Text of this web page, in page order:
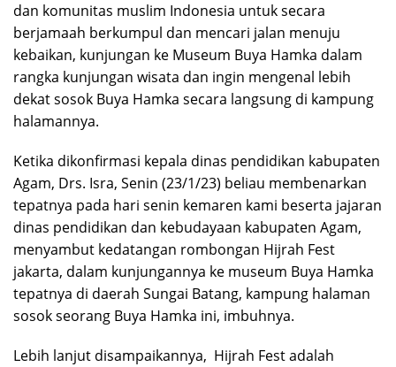
dan komunitas muslim Indonesia untuk secara
berjamaah berkumpul dan mencari jalan menuju
kebaikan, kunjungan ke Museum Buya Hamka dalam
rangka kunjungan wisata dan ingin mengenal lebih
dekat sosok Buya Hamka secara langsung di kampung
halamannya.
Ketika dikonfirmasi kepala dinas pendidikan kabupaten
Agam, Drs. Isra, Senin (23/1/23) beliau membenarkan
tepatnya pada hari senin kemaren kami beserta jajaran
dinas pendidikan dan kebudayaan kabupaten Agam,
menyambut kedatangan rombongan Hijrah Fest
jakarta, dalam kunjungannya ke museum Buya Hamka
tepatnya di daerah Sungai Batang, kampung halaman
sosok seorang Buya Hamka ini, imbuhnya.
Lebih lanjut disampaikannya, Hijrah Fest adalah